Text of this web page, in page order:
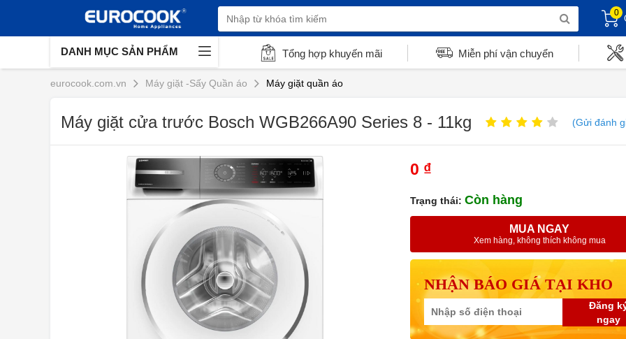
0
DANH MỤC SẢN PHẨM Tổng hợp khuyến mãi Miễn phí vận chuyển
eurocook.com.vn Máy giặt -Sấy Quần áo Máy giặt quần áo
Máy giặt cửa trước Bosch WGB266A90 Series 8 - 11kg (Gửi đánh
0 ₫
Trạng thái: Còn hàng
MUA NGAY
Xem hàng, không thích không mua
NHẬN BÁO GIÁ TẠI KHO
Đăng
ngay